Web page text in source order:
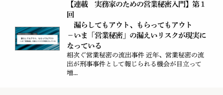
【連載 実務家のための営業秘密入門】第１
回
漏らしてもアウト、もらってもアウト
－いま「営業秘密」の漏えいリスクが現実に
なっている
相次ぐ営業秘密の流出事件 近年、営業秘密の流
出が刑事事件として報じられる機会が目立って
増...